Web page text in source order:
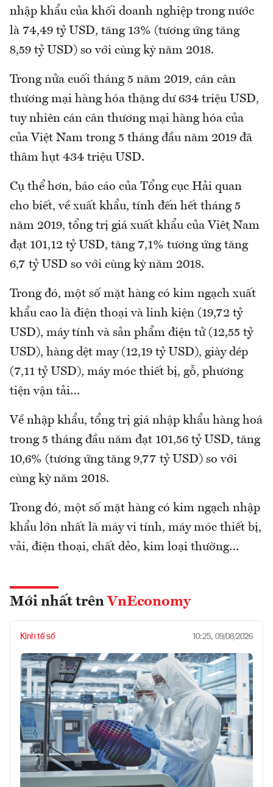
nhập khẩu của khối doanh nghiệp trong nước
là 74,49 tỷ USD, tăng 13% (tương ứng tăng
8,59 tỷ USD) so với cùng kỳ năm 2018.
Trong nửa cuối tháng 5 năm 2019, cán cân
thương mại hàng hóa thặng dư 634 triệu USD,
tuy nhiên cán cân thương mại hàng hóa của
của Việt Nam trong 5 tháng đầu năm 2019 đã
thâm hụt 434 triệu USD.
Cụ thể hơn, báo cáo của Tổng cục Hải quan
cho biết, về xuất khẩu, tính đến hết tháng 5
năm 2019, tổng trị giá xuất khẩu của Việt Nam
đạt 101,12 tỷ USD, tăng 7,1% tương ứng tăng
6,7 tỷ USD so với cùng kỳ năm 2018.
Trong đó, một số mặt hàng có kim ngạch xuất
khẩu cao là điện thoại và linh kiện (19,72 tỷ
USD), máy tính và sản phẩm điện tử (12,55 tỷ
USD), hàng dệt may (12,19 tỷ USD), giày dép
(7,11 tỷ USD), máy móc thiết bị, gỗ, phương
tiện vận tải…
Về nhập khẩu, tổng trị giá nhập khẩu hàng hoá
trong 5 tháng đầu năm đạt 101,56 tỷ USD, tăng
10,6% (tương ứng tăng 9,77 tỷ USD) so với
cùng kỳ năm 2018.
Trong đó, một số mặt hàng có kim ngạch nhập
khẩu lớn nhất là máy vi tính, máy móc thiết bị,
vải, điện thoại, chất dẻo, kim loại thường…
Mới nhất trên VnEconomy
Kinh tế số 10:25, 09/08/2026